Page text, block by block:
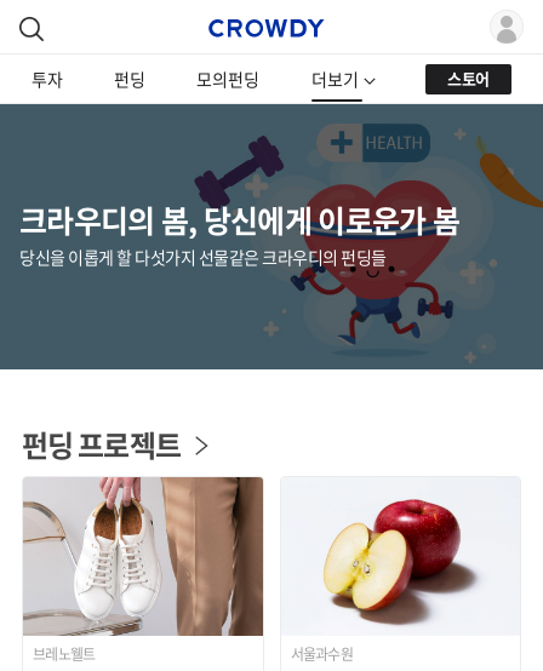
투자 펀딩 모의펀딩 더보기 스토어
크라우디의 봄, 당신에게 이로운가 봄
당신을 이롭게 할 다섯가지 선물같은 크라우디의 펀딩들
펀딩 프로젝트
브레노웰트 서울과수원